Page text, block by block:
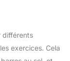
différents
exercices. Cela